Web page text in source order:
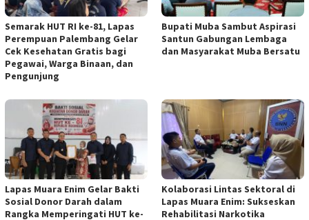
Semarak HUT RI ke-81, Lapas
Perempuan Palembang Gelar
Cek Kesehatan Gratis bagi
Pegawai, Warga Binaan, dan
Pengunjung
Bupati Muba Sambut Aspirasi
Santun Gabungan Lembaga
dan Masyarakat Muba Bersatu
Lapas Muara Enim Gelar Bakti
Sosial Donor Darah dalam
Rangka Memperingati HUT ke-
Kolaborasi Lintas Sektoral di
Lapas Muara Enim: Sukseskan
Rehabilitasi Narkotika